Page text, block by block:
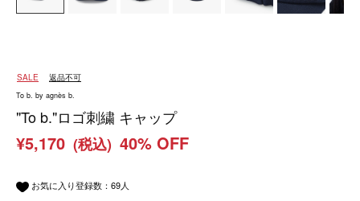
SALE 返品不可
To b. by agnès b.
"To b."ロゴ刺繍 キャップ
¥5,170 (税込) 40% OFF
お気に入り登録数： 69人